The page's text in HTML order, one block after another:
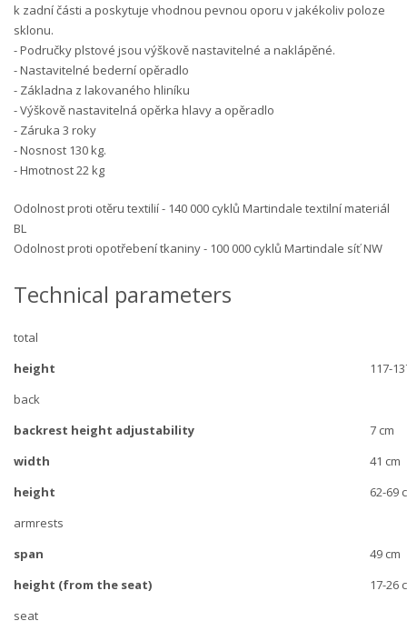
k zadní části a poskytuje vhodnou pevnou oporu v jakékoliv poloze
sklonu.
- Područky plstové jsou výškově nastavitelné a naklápěné.
- Nastavitelné bederní opěradlo
- Základna z lakovaného hliníku
- Výškově nastavitelná opěrka hlavy a opěradlo
- Záruka 3 roky
- Nosnost 130 kg.
- Hmotnost 22 kg
Odolnost proti otěru textilií - 140 000 cyklů Martindale textilní materiál
BL
Odolnost proti opotřebení tkaniny - 100 000 cyklů Martindale síť NW
Technical parameters
total
height
117-
back
backrest height adjustability
7 cm
width
41 cm
height
62-69
armrests
span
49 cm
height (from the seat)
17-26
seat